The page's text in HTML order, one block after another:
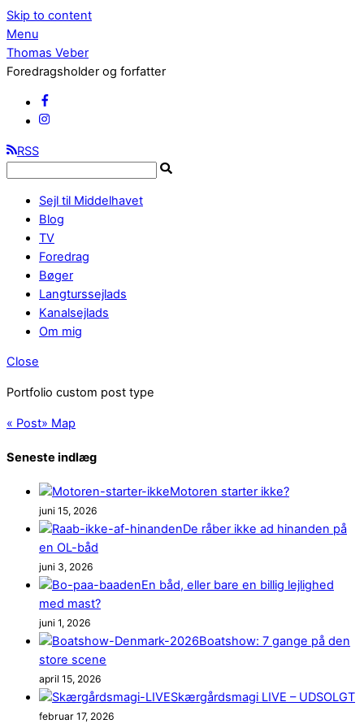
Skip to content
Menu
Thomas Veber
Foredragsholder og forfatter
RSS
Sejl til Middelhavet
Blog
TV
Foredrag
Bøger
Langturssejlads
Kanalsejlads
Om mig
Close
Portfolio custom post type
« Post» Map
Seneste indlæg
Motoren starter ikke?
juni 15, 2026
De råber ikke ad hinanden på
en OL-båd
juni 3, 2026
En båd, eller bare en billig lejlighed
med mast?
juni 1, 2026
Boatshow: 7 gange på den
store scene
april 15, 2026
Skærgårdsmagi LIVE – UDSOLGT
februar 17, 2026